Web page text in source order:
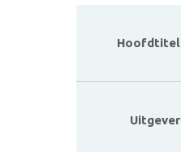
Hoofdtitel
Uitgever